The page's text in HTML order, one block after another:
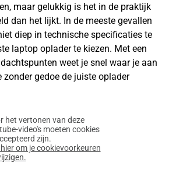
maar gelukkig is het in de praktijk
dan het lijkt. In de meeste gevallen
diep in technische specificaties te
laptop oplader te kiezen. Met een
weet je snel waar je aan
zonder gedoe de juiste oplader
het vertonen van deze
video's moeten cookies
zijn.
om je cookievoorkeuren